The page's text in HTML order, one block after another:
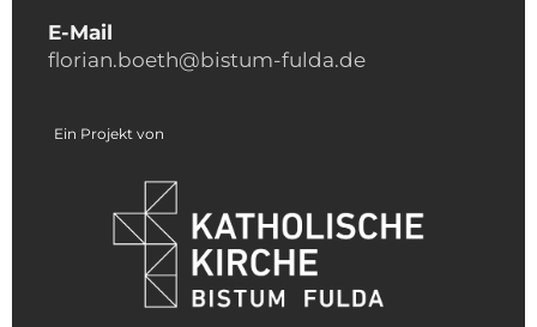
E-Mail
florian.boeth@bistum-fulda.de
Ein Projekt von